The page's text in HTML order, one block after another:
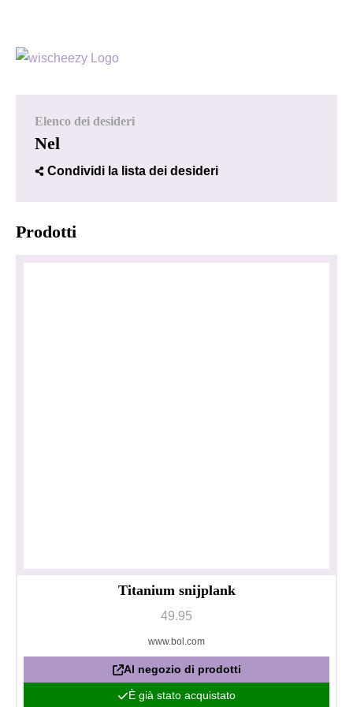
Elenco dei desideri
Nel
Condividi la lista dei desideri
Prodotti
Titanium snijplank
49.95
www.bol.com
Al negozio di prodotti
È già stato acquistatoInformativa sulla privacy